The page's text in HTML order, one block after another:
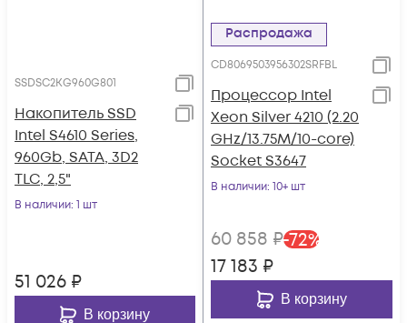
SSDSC2KG960G801
Накопитель SSD
Intel S4610 Series,
960Gb, SATA, 3D2
TLC, 2,5"
В наличии: 1 шт
51 026 ₽
В корзину
Распродажа
CD8069503956302SRFBL
Процессор Intel
Xeon Silver 4210 (2.20
GHz/13.75M/10-core)
Socket S3647
В наличии: 10+ шт
60 858 ₽-72%
17 183 ₽
В корзину